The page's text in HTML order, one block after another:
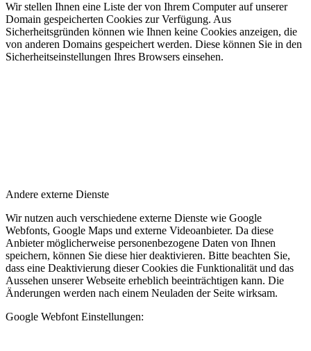
Wir stellen Ihnen eine Liste der von Ihrem Computer auf unserer
Domain gespeicherten Cookies zur Verfügung. Aus
Sicherheitsgründen können wie Ihnen keine Cookies anzeigen, die
von anderen Domains gespeichert werden. Diese können Sie in den
Sicherheitseinstellungen Ihres Browsers einsehen.
Andere externe Dienste
Wir nutzen auch verschiedene externe Dienste wie Google
Webfonts, Google Maps und externe Videoanbieter. Da diese
Anbieter möglicherweise personenbezogene Daten von Ihnen
speichern, können Sie diese hier deaktivieren. Bitte beachten Sie,
dass eine Deaktivierung dieser Cookies die Funktionalität und das
Aussehen unserer Webseite erheblich beeinträchtigen kann. Die
Änderungen werden nach einem Neuladen der Seite wirksam.
Google Webfont Einstellungen: